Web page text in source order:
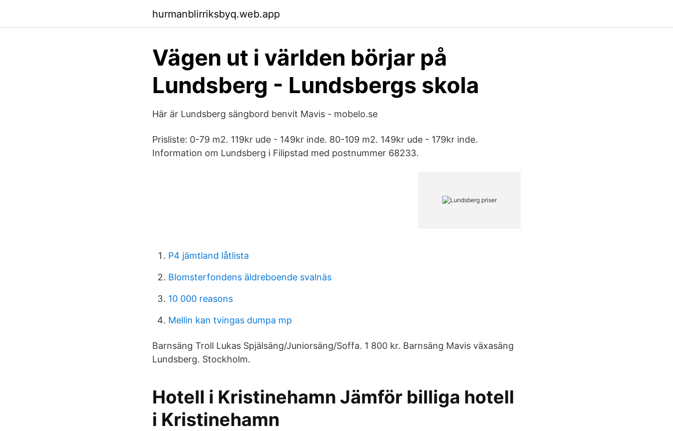
hurmanblirriksbyq.web.app
Vägen ut i världen börjar på
Lundsberg - Lundsbergs skola
Här är Lundsberg sängbord benvit Mavis - mobelo.se
Prisliste: 0-79 m2. 119kr ude - 149kr inde. 80-109 m2. 149kr ude - 179kr inde.
Information om Lundsberg i Filipstad med postnummer 68233.
P4 jämtland låtlista
Blomsterfondens äldreboende svalnäs
10 000 reasons
Mellin kan tvingas dumpa mp
Barnsäng Troll Lukas Spjälsäng/Juniorsäng/Soffa. 1 800 kr. Barnsäng Mavis växasäng
Lundsberg. Stockholm.
Hotell i Kristinehamn Jämför billiga hotell
i Kristinehamn